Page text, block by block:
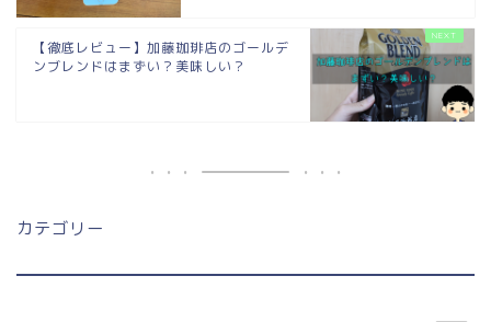
【徹底レビュー】加藤珈琲店のゴールデ
ンブレンドはまずい？美味しい？
カテゴリー